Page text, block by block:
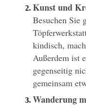
Kunst und
Besuchen Sie
kindisch,
Außerdem ist
gegenseitig
gemeinsam
Wanderung